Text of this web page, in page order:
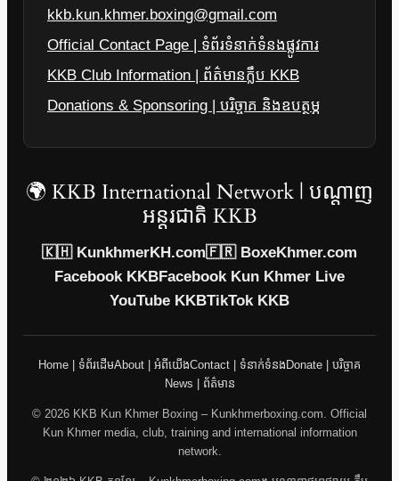
kkb.kun.khmer.boxing@gmail.com
Official Contact Page | ទំព័រទំនាក់ទំនងផ្លូវការ
KKB Club Information | ព័ត៌មានក្លឹប KKB
Donations & Sponsoring | បរិច្ចាគ និងឧបត្ថម្ភ
🌍 KKB International Network | បណ្តាញ
អន្តរជាតិ KKB
🇰🇭 KunkhmerKH.com🇫🇷 BoxeKhmer.com
Facebook KKBFacebook Kun Khmer Live
YouTube KKBTikTok KKB
Home | ទំព័រដើមAbout | អំពីយើងContact | ទំនាក់ទំនងDonate | បរិច្ចាគ
News | ព័ត៌មាន
© 2026 KKB Kun Khmer Boxing – Kunkhmerboxing.com. Official
Kun Khmer media, club, training and international information
network.